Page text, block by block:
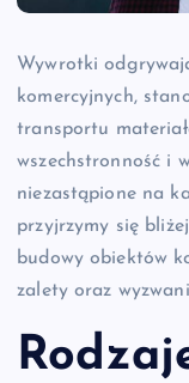
Wywrotki
komercyjnych,
transportu
wszechstronność i
niezastąpione na
przyjrzymy się
budowy obiektów
zalety oraz